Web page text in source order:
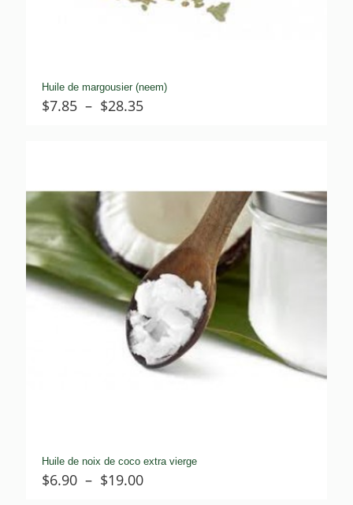
Huile de margousier (neem)
$7.85 – $28.35Plage
Huile de noix de coco extra vierge
$6.90 – $19.00Plage